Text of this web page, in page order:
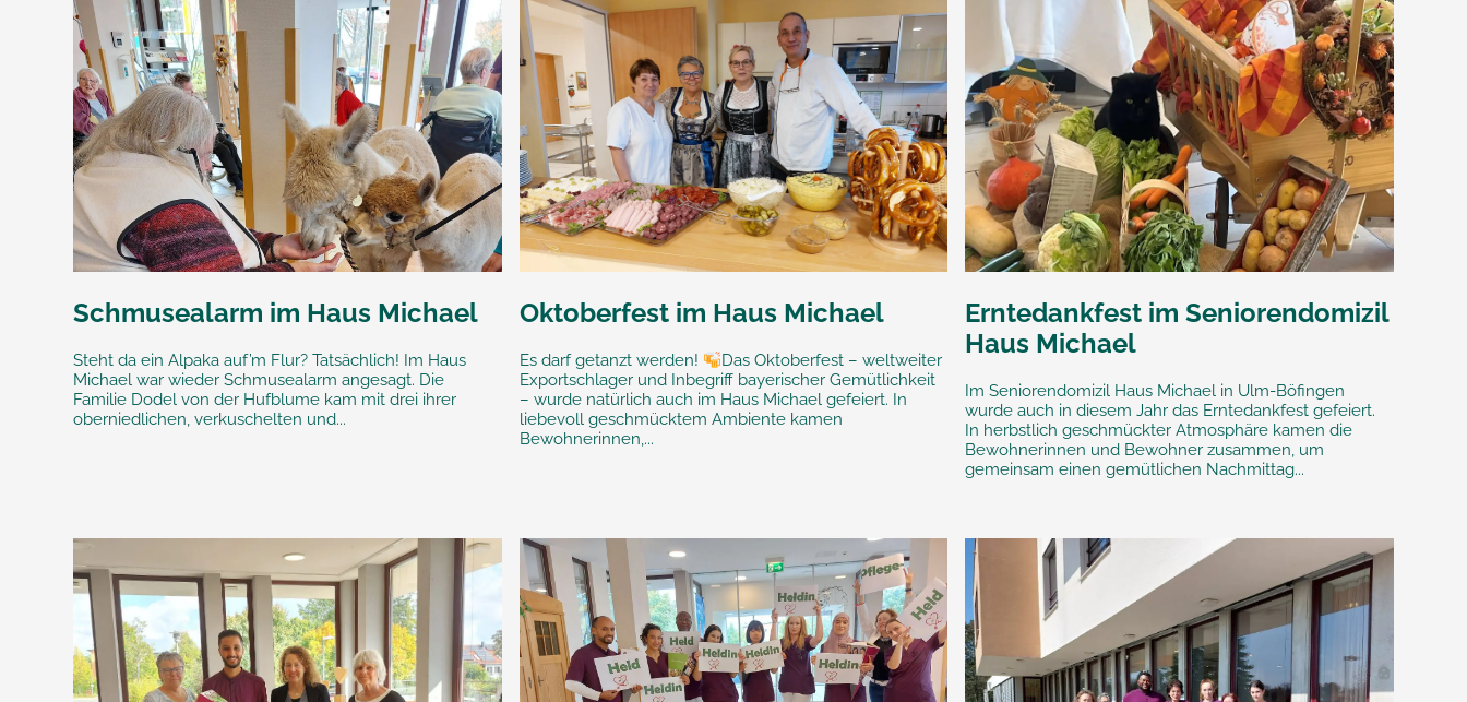
Schmusealarm im Haus Michael
Steht da ein Alpaka auf’m Flur? Tatsächlich! Im Haus
Michael war wieder Schmusealarm angesagt. Die
Familie Dodel von der Hufblume kam mit drei ihrer
oberniedlichen, verkuschelten und...
Oktoberfest im Haus Michael
Es darf getanzt werden!
Das Oktoberfest – weltweiter
Exportschlager und Inbegriff bayerischer Gemütlichkeit
– wurde natürlich auch im Haus Michael gefeiert. In
liebevoll geschmücktem Ambiente kamen
Bewohnerinnen,...
Erntedankfest im Seniorendomizil
Haus Michael
Im Seniorendomizil Haus Michael in Ulm-Böfingen
wurde auch in diesem Jahr das Erntedankfest gefeiert.
In herbstlich geschmückter Atmosphäre kamen die
Bewohnerinnen und Bewohner zusammen, um
gemeinsam einen gemütlichen Nachmittag...